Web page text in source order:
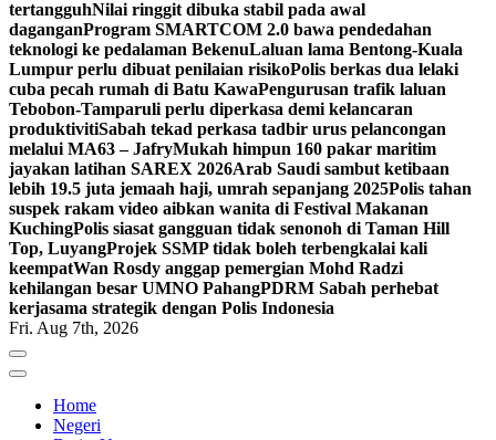
tertangguhNilai ringgit dibuka stabil pada awal
daganganProgram SMARTCOM 2.0 bawa pendedahan
teknologi ke pedalaman BekenuLaluan lama Bentong-Kuala
Lumpur perlu dibuat penilaian risikoPolis berkas dua lelaki
cuba pecah rumah di Batu KawaPengurusan trafik laluan
Tebobon-Tamparuli perlu diperkasa demi kelancaran
produktivitiSabah tekad perkasa tadbir urus pelancongan
melalui MA63 – JafryMukah himpun 160 pakar maritim
jayakan latihan SAREX 2026Arab Saudi sambut ketibaan
lebih 19.5 juta jemaah haji, umrah sepanjang 2025Polis tahan
suspek rakam video aibkan wanita di Festival Makanan
KuchingPolis siasat gangguan tidak senonoh di Taman Hill
Top, LuyangProjek SSMP tidak boleh terbengkalai kali
keempatWan Rosdy anggap pemergian Mohd Radzi
kehilangan besar UMNO PahangPDRM Sabah perhebat
kerjasama strategik dengan Polis Indonesia
Fri. Aug 7th, 2026
Home
Negeri